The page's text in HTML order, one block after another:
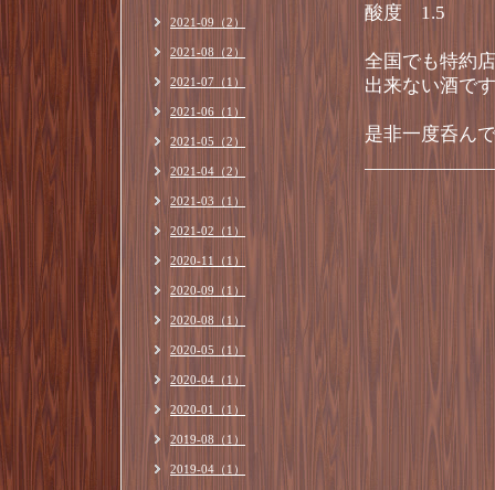
酸度 1.5
全国でも特約
出来ない酒で
是非一度呑ん
2021-09（2）
2021-08（2）
2021-07（1）
2021-06（1）
2021-05（2）
2021-04（2）
2021-03（1）
2021-02（1）
2020-11（1）
2020-09（1）
2020-08（1）
2020-05（1）
2020-04（1）
2020-01（1）
2019-08（1）
2019-04（1）